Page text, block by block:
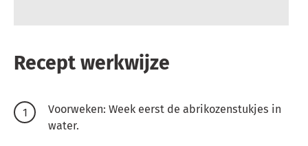
Recept werkwijze
Voorweken: Week eerst de abrikozenstukjes in
water.